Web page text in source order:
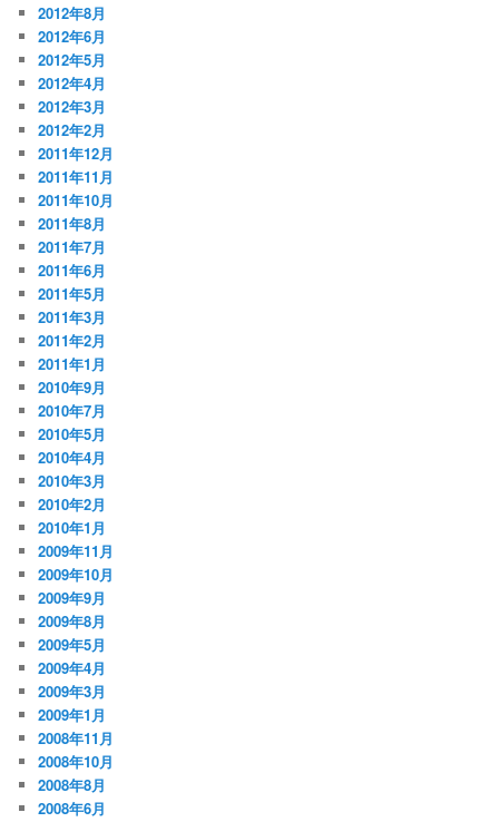
2012年8月
2012年6月
2012年5月
2012年4月
2012年3月
2012年2月
2011年12月
2011年11月
2011年10月
2011年8月
2011年7月
2011年6月
2011年5月
2011年3月
2011年2月
2011年1月
2010年9月
2010年7月
2010年5月
2010年4月
2010年3月
2010年2月
2010年1月
2009年11月
2009年10月
2009年9月
2009年8月
2009年5月
2009年4月
2009年3月
2009年1月
2008年11月
2008年10月
2008年8月
2008年6月